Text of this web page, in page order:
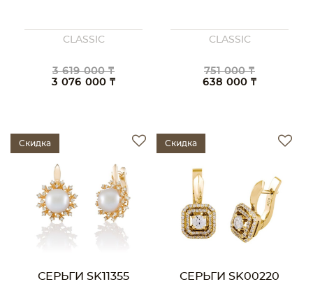
CLASSIC
3 619 000 ₸
3 076 000 ₸
CLASSIC
751 000 ₸
638 000 ₸
Скидка
СЕРЬГИ SK11355
Скидка
СЕРЬГИ SK00220